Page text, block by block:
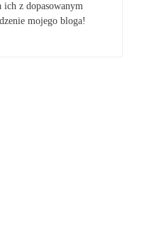
ich z dopasowanym
mojego bloga!